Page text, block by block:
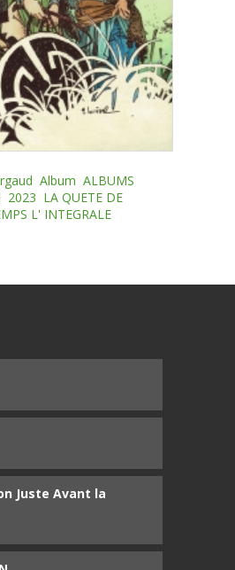
Album ALBUMS
2023 LA QUETE DE
L' INTEGRALE
Juste Avant la